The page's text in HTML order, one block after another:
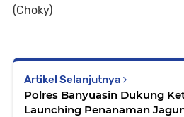
(Choky)
Artikel Selanjutnya
Polres Banyuasin Dukung
Launching Penanaman Jagung